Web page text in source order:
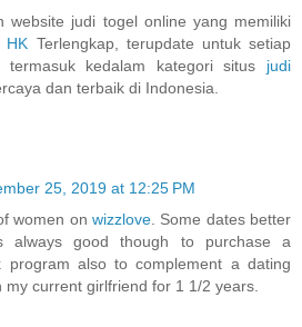
website judi togel online yang memiliki
HK Terlengkap, terupdate untuk setiap
kedalam kategori situs judi
dan terbaik di Indonesia.
25, 2019 at 12:25 PM
women on wizzlove . Some dates better
always good though to purchase a
program also to complement a dating
my current girlfriend for 1 1/2 years.